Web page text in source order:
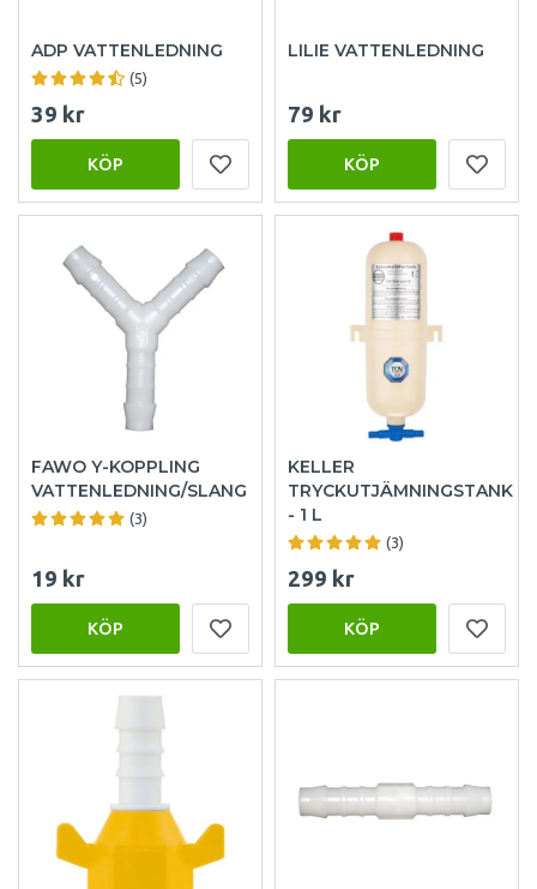
ADP VATTENLEDNING
(5)
39 kr
KÖP
LILIE VATTENLEDNING
79 kr
KÖP
FAWO Y-KOPPLING
VATTENLEDNING/SLANG
(3)
19 kr
KÖP
KELLER
TRYCKUTJÄMNINGSTANK
- 1 L
(3)
299 kr
KÖP